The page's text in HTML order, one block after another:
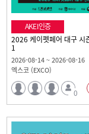
AKEI인증
2026 케이펫페어 대구 시
1
2026-08-14 ~ 2026-08-16
엑스코 (EXCO)
0